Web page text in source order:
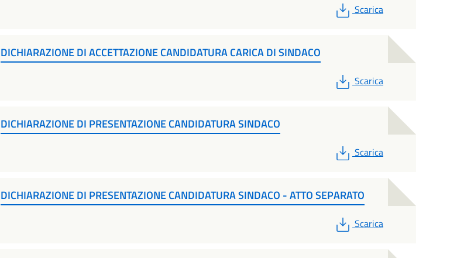
PDF
Scarica
DICHIARAZIONE DI ACCETTAZIONE CANDIDATURA CARICA DI SINDACO
PDF
Scarica
DICHIARAZIONE DI PRESENTAZIONE CANDIDATURA SINDACO
PDF
Scarica
DICHIARAZIONE DI PRESENTAZIONE CANDIDATURA SINDACO - ATTO SEPARATO
PDF
Scarica